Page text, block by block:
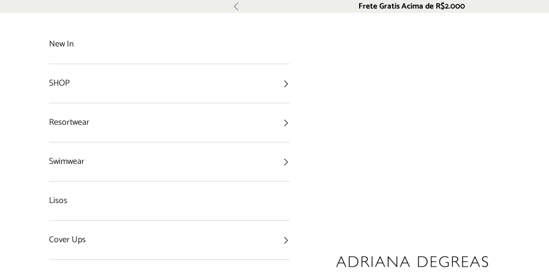
Anterior Frete Gratis Acima de R$2.000
Adriana Degreas
New In
SHOP
Resortwear
Swimwear
Lisos
Cover Ups